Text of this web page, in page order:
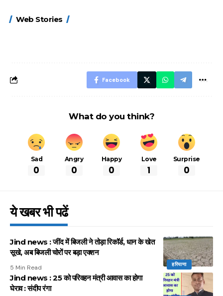
Web Stories
FASTag के ये नए
Facebook
What do you think?
Sad
0
Angry
0
Happy
0
Love
1
Surprise
0
ये खबर भी पढें
हरियाणा
Jind news : जींद में बिजली ने तोड़ा रिकॉर्ड, धान के खेत
सूखे, अब बिजली चोरों पर बड़ा एक्शन
5 Min Read
Jind news : 25 को परिवहन मंत्री आवास का होगा
घेराव : संदीप रंगा